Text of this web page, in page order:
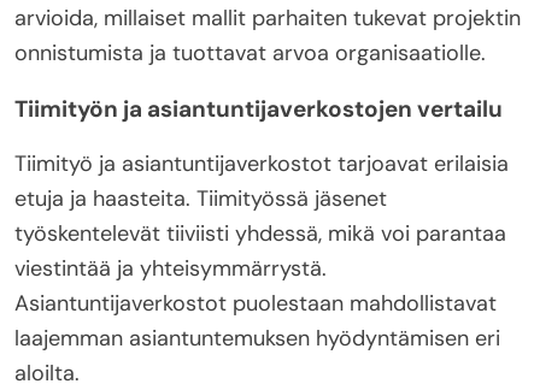
arvioida, millaiset mallit parhaiten tukevat projektin
onnistumista ja tuottavat arvoa organisaatiolle.
Tiimityön ja asiantuntijaverkostojen vertailu
Tiimityö ja asiantuntijaverkostot tarjoavat erilaisia
etuja ja haasteita. Tiimityössä jäsenet
työskentelevät tiiviisti yhdessä, mikä voi parantaa
viestintää ja yhteisymmärrystä.
Asiantuntijaverkostot puolestaan mahdollistavat
laajemman asiantuntemuksen hyödyntämisen eri
aloilta.